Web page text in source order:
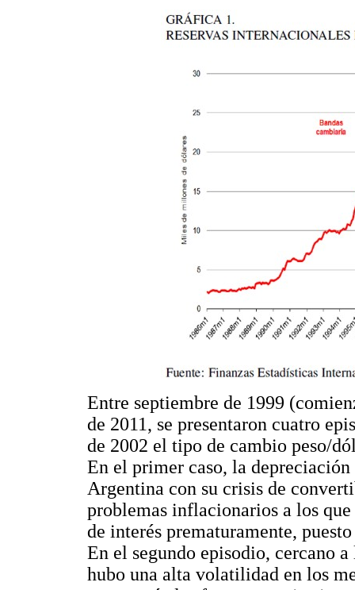
Entre septiembre de 1999
de 2011, se presentaron cuatro
de 2002 el tipo de cambio peso/
En el primer caso, la
Argentina con su crisis de
problemas inflacionarios a los
de interés prematuramente,
En el segundo episodio, cercano
hubo una alta volatilidad en los